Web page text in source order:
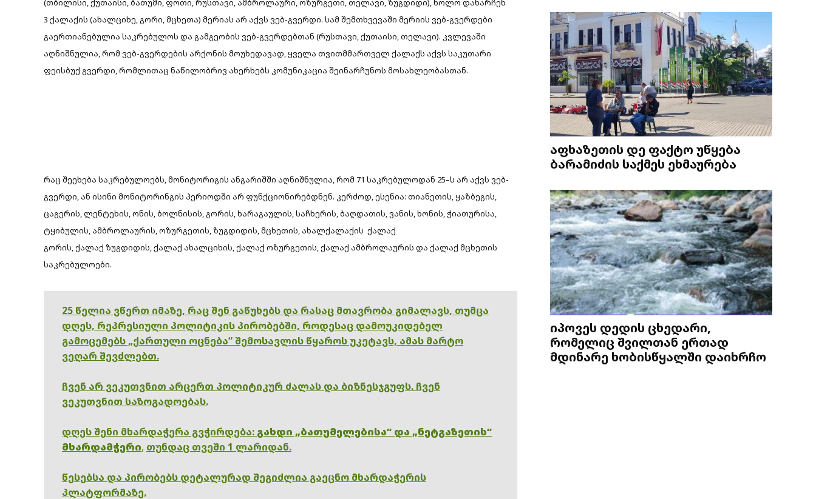
(თბილისი, ქუთაისი, ბათუმი, ფოთი, რუსთავი, ამბროლაური, ოზურგეთი, თელავი, ზუგდიდი), ხოლო დანარჩენ
3 ქალაქის (ახალციხე, გორი, მცხეთა) მერიას არ აქვს ვებ-გვერდი. სამ შემთხვევაში მერიის ვებ-გვერდები
გაერთიანებულია საკრებულოს და გამგეობის ვებ-გვერდებთან (რუსთავი, ქუთაისი, თელავი). კვლევაში
აღნიშნულია, რომ ვებ-გვერდების არქონის მოუხედავად, ყველა თვითმმართველ ქალაქს აქვს საკუთარი
ფეისბუქ გვერდი, რომლითაც ნაწილობრივ ახერხებს კომუნიკაცია შეინარჩუნოს მოსახლეობასთან.
რაც შეეხება საკრებულოებს, მონიტორიგის ანგარიშში აღნიშნულია, რომ 71 საკრებულოდან 25–ს არ აქვს ვებ-
გვერდი,ან ისინი მონიტორინგის პერიოდში არ ფუნქციონირებდნენ. კერძოდ, ესენია: თიანეთის, ყაზბეგის,
ცაგერის, ლენტეხის, ონის, ბოლნისის, გორის, ხარაგაულის, საჩხერის, ბაღდათის, ვანის, ხონის, ჭიათურისა,
ტყიბულის, ამბროლაურის, ოზურგეთის, ზუგდიდის, მცხეთის, ახალქალაქის ქალაქ
გორის, ქალაქ ზუგდიდის, ქალაქ ახალციხის, ქალაქ ოზურგეთის, ქალაქ ამბროლაურის და ქალაქ მცხეთის
საკრებულოები.
25 წელია ვწერთ იმაზე, რაც შენ გაწუხებს და რასაც მთავრობა გიმალავს, თუმცა
დღეს, რეპრესიული პოლიტიკის პირობებში, როდესაც დამოუკიდებელ
გამოცემებს „ქართული ოცნება“ შემოსავლის წყაროს უკეტავს, ამას მარტო
ვეღარ შევძლებთ.
ჩვენ არ ვეკუთვნით არცერთ პოლიტიკურ ძალას და ბიზნესჯგუფს. ჩვენ
ვეკუთვნით საზოგადოებას.
დღეს შენი მხარდაჭერა გვჭირდება: გახდი „ბათუმელებისა“ და „ნეტგაზეთის“
მხარდამჭერი, თუნდაც თვეში 1 ლარიდან.
წესებსა და პირობებს დეტალურად შეგიძლია გაეცნო მხარდაჭერის
პლატფორმაზე.
აფხაზეთის დე ფაქტო უწყება
ბარამიძის საქმეს ეხმაურება
იპოვეს დედის ცხედარი,
რომელიც შვილთან ერთად
მდინარე ხობისწყალში დაიხრჩო